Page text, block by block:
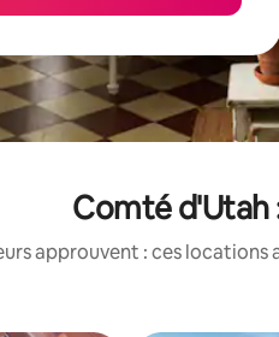
Comté d'Utah
approuvent : ces